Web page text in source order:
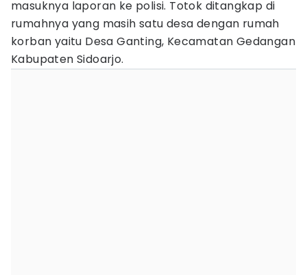
masuknya laporan ke polisi. Totok ditangkap di
rumahnya yang masih satu desa dengan rumah
korban yaitu Desa Ganting, Kecamatan Gedangan
Kabupaten Sidoarjo.